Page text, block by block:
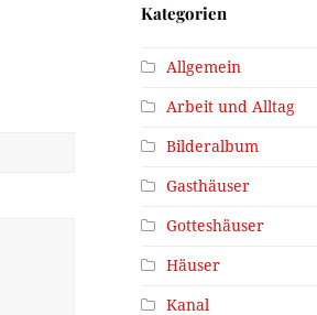
Kategorien
Allgemein
Arbeit und Alltag
Bilderalbum
Gasthäuser
Gotteshäuser
Häuser
Kanal